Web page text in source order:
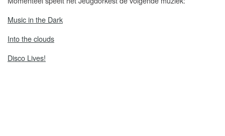
Music in the Dark
Into the clouds
Disco Lives!